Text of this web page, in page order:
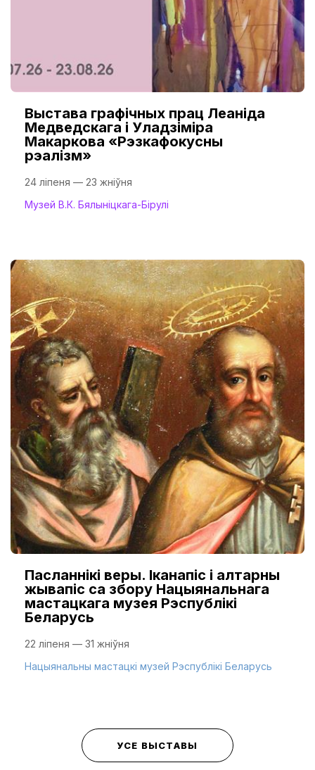
Выстава графічных прац Леаніда
Медведскага і Уладзіміра
Макаркова «Рэзкафокусны
рэалізм»
24 ліпеня — 23 жніўня
Музей В.К. Бялыніцкага-Бірулі
Пасланнікі веры. Іканапіс і алтарны
жывапіс са збору Нацыянальнага
мастацкага музея Рэспублікі
Беларусь
22 ліпеня — 31 жніўня
Нацыянальны мастацкі музей Рэспублікі Беларусь
УСЕ ВЫСТАВЫ